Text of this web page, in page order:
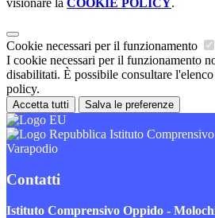
visionare la COOKIE POLICY.
Cookie necessari per il funzionamento
I cookie necessari per il funzionamento
disabilitati. È possibile consultare
policy.
Accetta tutti Salva le preferenze
Istituto
Varapodio
Contatti
Istituto Comprensivo Oppido -